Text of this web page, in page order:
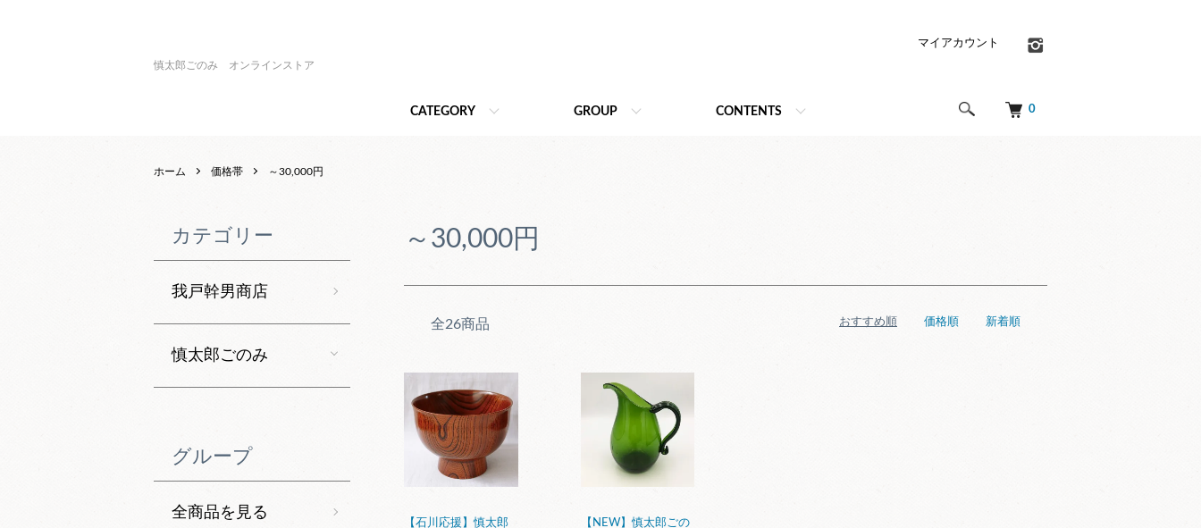
慎太郎ごのみ オンラインストア
0
CATEGORY GROUP CONTENTS
マイアカウント
ホーム 価格帯 ～30,000円
～30,000円
全26商品 おすすめ順 価格順 新着順
【石川応援】慎太郎
【NEW】慎太郎ごの
カテゴリー
我戸幹男商店
慎太郎ごのみ
グループ
全商品を見る